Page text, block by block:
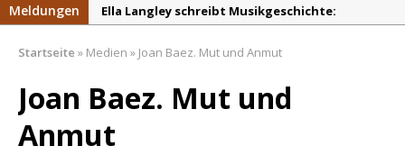
Meldungen
Ella Langley schreibt Musikgeschichte:
aller Zeiten
pez veröffentlicht neue Single „Late Night
Talks“ – eine Hymne auf unvergessliche
Sommernächte
Startseite » Medien » Joan Baez. Mut und Anmut
Joan Baez. Mut und
Anmut